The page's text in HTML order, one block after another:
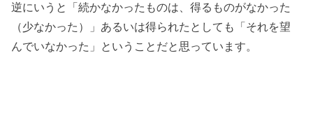
逆にいうと「続かなかったものは、得るものがなかった
（少なかった）」あるいは得られたとしても「それを望
んでいなかった」ということだと思っています。